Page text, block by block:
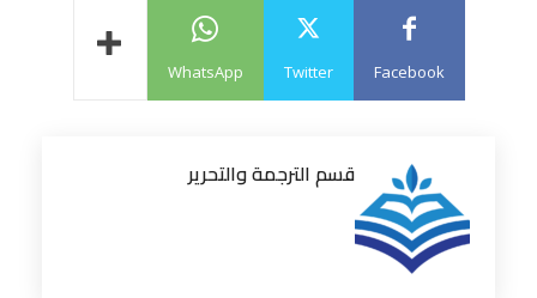
Facebook
Twitter
WhatsApp
قسم الترجمة والتحرير